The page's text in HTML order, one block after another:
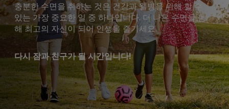
충분한 수면을 취하는 것은 건강과 웰빙을 위해 할 수
있는 가장 중요한 일 중 하나입니다. 더 나은 수면을 통
해 최고의 자신이 되어 인생을 즐기세요.
다시 잠과 친구가 될 시간입니다!